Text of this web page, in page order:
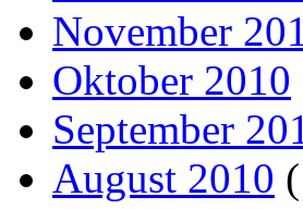
November
Oktober 2010
September
August 2010